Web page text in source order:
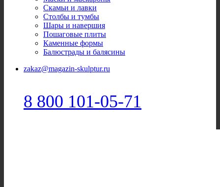
Скамьи и лавки
Столбы и тумбы
Шары и навершия
Пошаговые плиты
Каменные формы
Балюстрады и балясины
zakaz@magazin-skulptur.ru
8 800 101-05-71